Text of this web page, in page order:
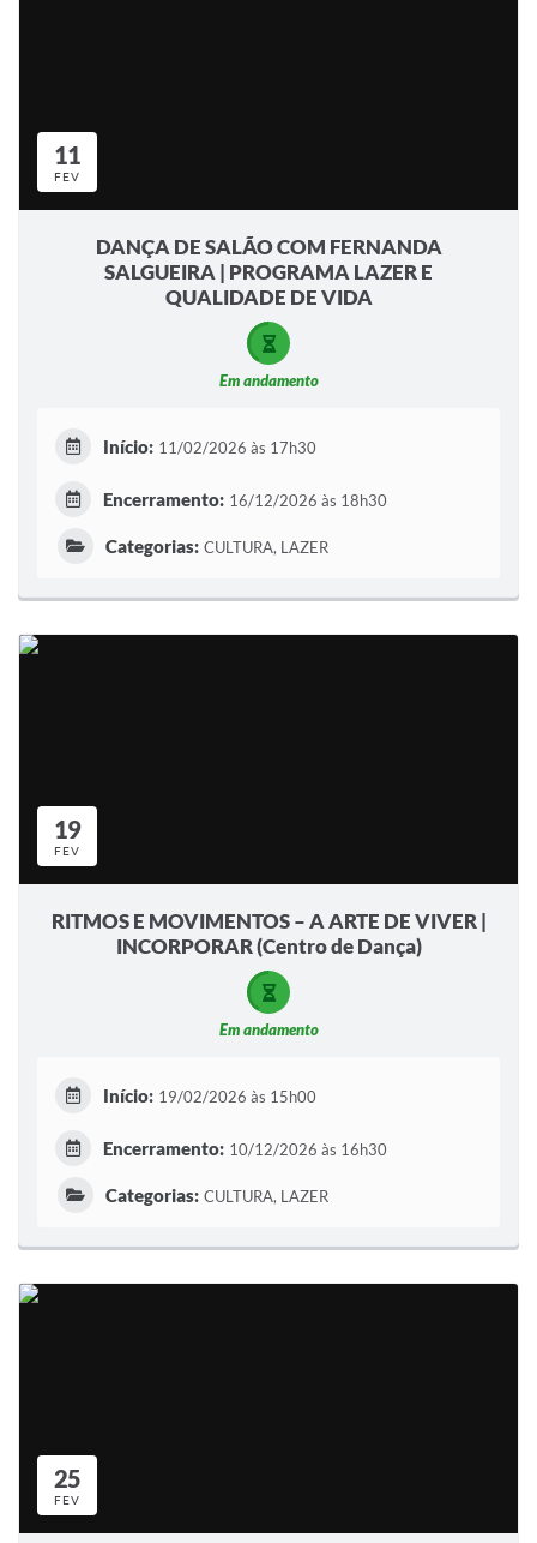
11
FEV
DANÇA DE SALÃO COM FERNANDA
SALGUEIRA | PROGRAMA LAZER E
QUALIDADE DE VIDA
Em andamento
Início: 11/02/2026 às 17h30
Encerramento: 16/12/2026 às 18h30
Categorias: CULTURA, LAZER
19
FEV
RITMOS E MOVIMENTOS – A ARTE DE VIVER |
INCORPORAR (Centro de Dança)
Em andamento
Início: 19/02/2026 às 15h00
Encerramento: 10/12/2026 às 16h30
Categorias: CULTURA, LAZER
25
FEV